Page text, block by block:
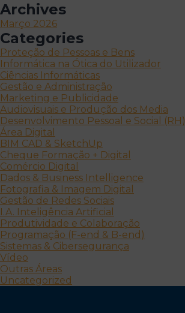
Archives
Março 2026
Categories
Proteção de Pessoas e Bens
Informática na Ótica do Utilizador
Ciências Informáticas
Gestão e Administração
Marketing e Publicidade
Audiovisuais e Produção dos Media
Desenvolvimento Pessoal e Social (RH)
Área Digital
BIM CAD & SketchUp
Cheque Formação + Digital
Comércio Digital
Dados & Business Intelligence
Fotografia & Imagem Digital
Gestão de Redes Sociais
I.A. Inteligência Artificial
Produtividade e Colaboração
Programação (F-end & B-end)
Sistemas & Cibersegurança
Vídeo
Outras Áreas
Uncategorized